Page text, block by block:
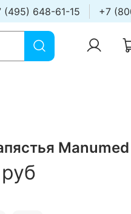
(495) 648-61-15 +7